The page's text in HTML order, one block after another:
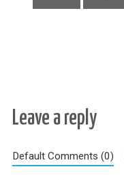
Leave a reply
Default Comments (0)